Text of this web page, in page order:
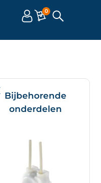
0
Bijbehorende
onderdelen